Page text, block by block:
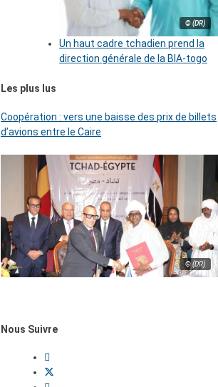
© (DR)
Un haut cadre tchadien prend la
direction générale de la BIA-togo
Les plus lus
Coopération : vers une baisse des prix de billets
d’avions entre le Caire
© (DR)
Nous Suivre